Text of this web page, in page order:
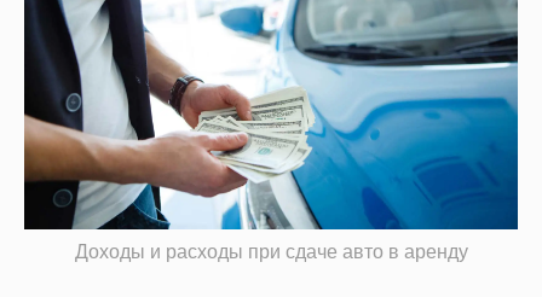
Доходы и расходы при сдаче авто в аренду